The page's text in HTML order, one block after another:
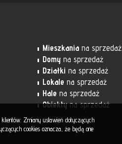
Mieszkania na sprzedaż
Domy na sprzedaż
Działki na sprzedaż
Lokale na sprzedaż
Hale na sprzedaż
Obiektyna sprzedaż
Zmiany ustawień dotyczących
cookies oznacza, że będą one